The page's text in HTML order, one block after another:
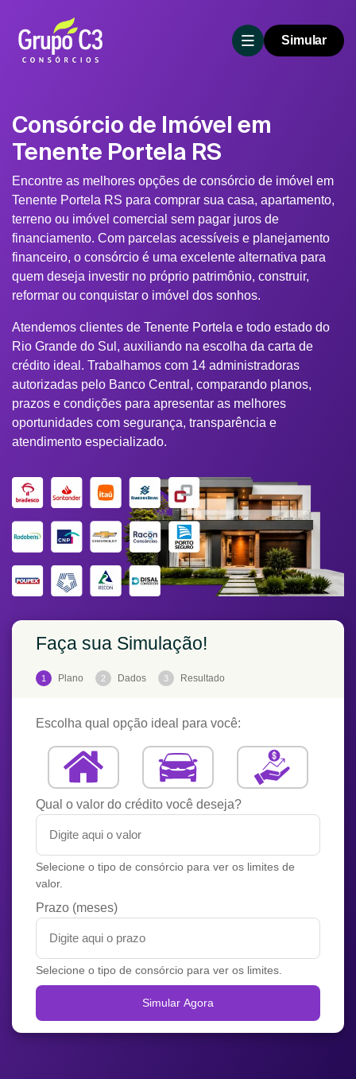
Simular
Consórcio de Imóvel em
Tenente Portela RS
Encontre as melhores opções de consórcio de imóvel em
Tenente Portela RS para comprar sua casa, apartamento,
terreno ou imóvel comercial sem pagar juros de
financiamento. Com parcelas acessíveis e planejamento
financeiro, o consórcio é uma excelente alternativa para
quem deseja investir no próprio patrimônio, construir,
reformar ou conquistar o imóvel dos sonhos.
Atendemos clientes de Tenente Portela e todo estado do
Rio Grande do Sul, auxiliando na escolha da carta de
crédito ideal. Trabalhamos com 14 administradoras
autorizadas pelo Banco Central, comparando planos,
prazos e condições para apresentar as melhores
oportunidades com segurança, transparência e
atendimento especializado.
Faça sua Simulação!
1 Plano 2 Dados 3 Resultado
Escolha qual opção ideal para você:
Qual o valor do crédito você deseja?
Selecione o tipo de consórcio para ver os limites de
valor.
Prazo (meses)
Selecione o tipo de consórcio para ver os limites.
Simular Agora